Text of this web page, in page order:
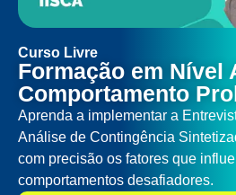
Curso Livre
Formação em Nível
Comportamento
Aprenda a implementar a
Análise de Contingência
com precisão os fatores que
comportamentos desafiadores.